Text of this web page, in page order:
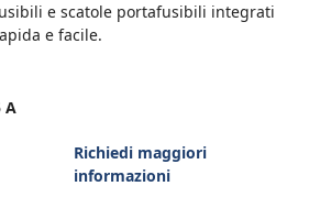
e scatole portafusibili integrati
e facile.
A
Richiedi maggiori
informazioni